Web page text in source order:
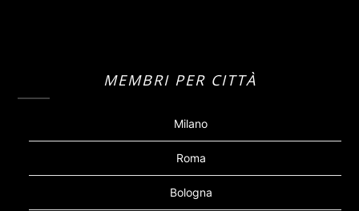
MEMBRI PER CITTÀ
Milano
Roma
Bologna